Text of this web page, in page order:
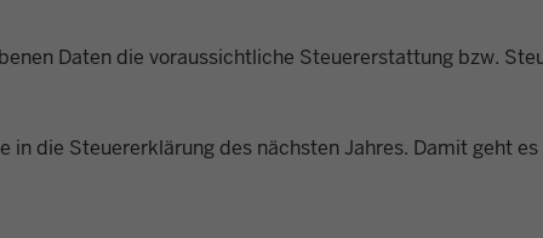
Daten die voraussichtliche Steuererstattung bzw.
in die Steuererklärung des nächsten Jahres. Damit geht es